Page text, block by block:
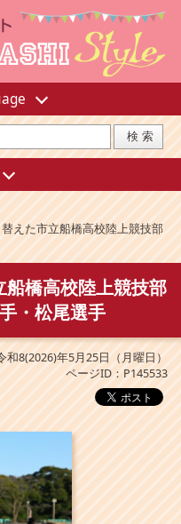
えた市立船橋高校陸上競技部
橋高校陸上競技部
松尾選手
和8(2026)年5月25日（月曜日）
ページID：P145533